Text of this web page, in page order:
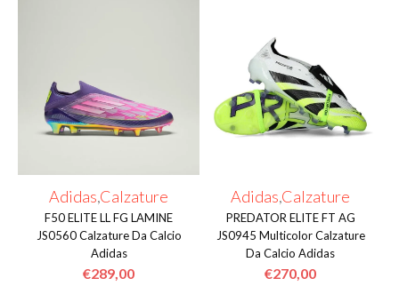
Le
opzioni
scelte
nella
pagina
del
varianti.
Le
opzioni
possono
scelte
nella
pagina
del
Adidas,Calzature
F50 ELITE LL FG LAMINE
JS0560 Calzature Da Calcio
Adidas
€289,00
Adidas,Calzature
PREDATOR ELITE FT AG
JS0945 Multicolor Calzature
Da Calcio Adidas
€270,00